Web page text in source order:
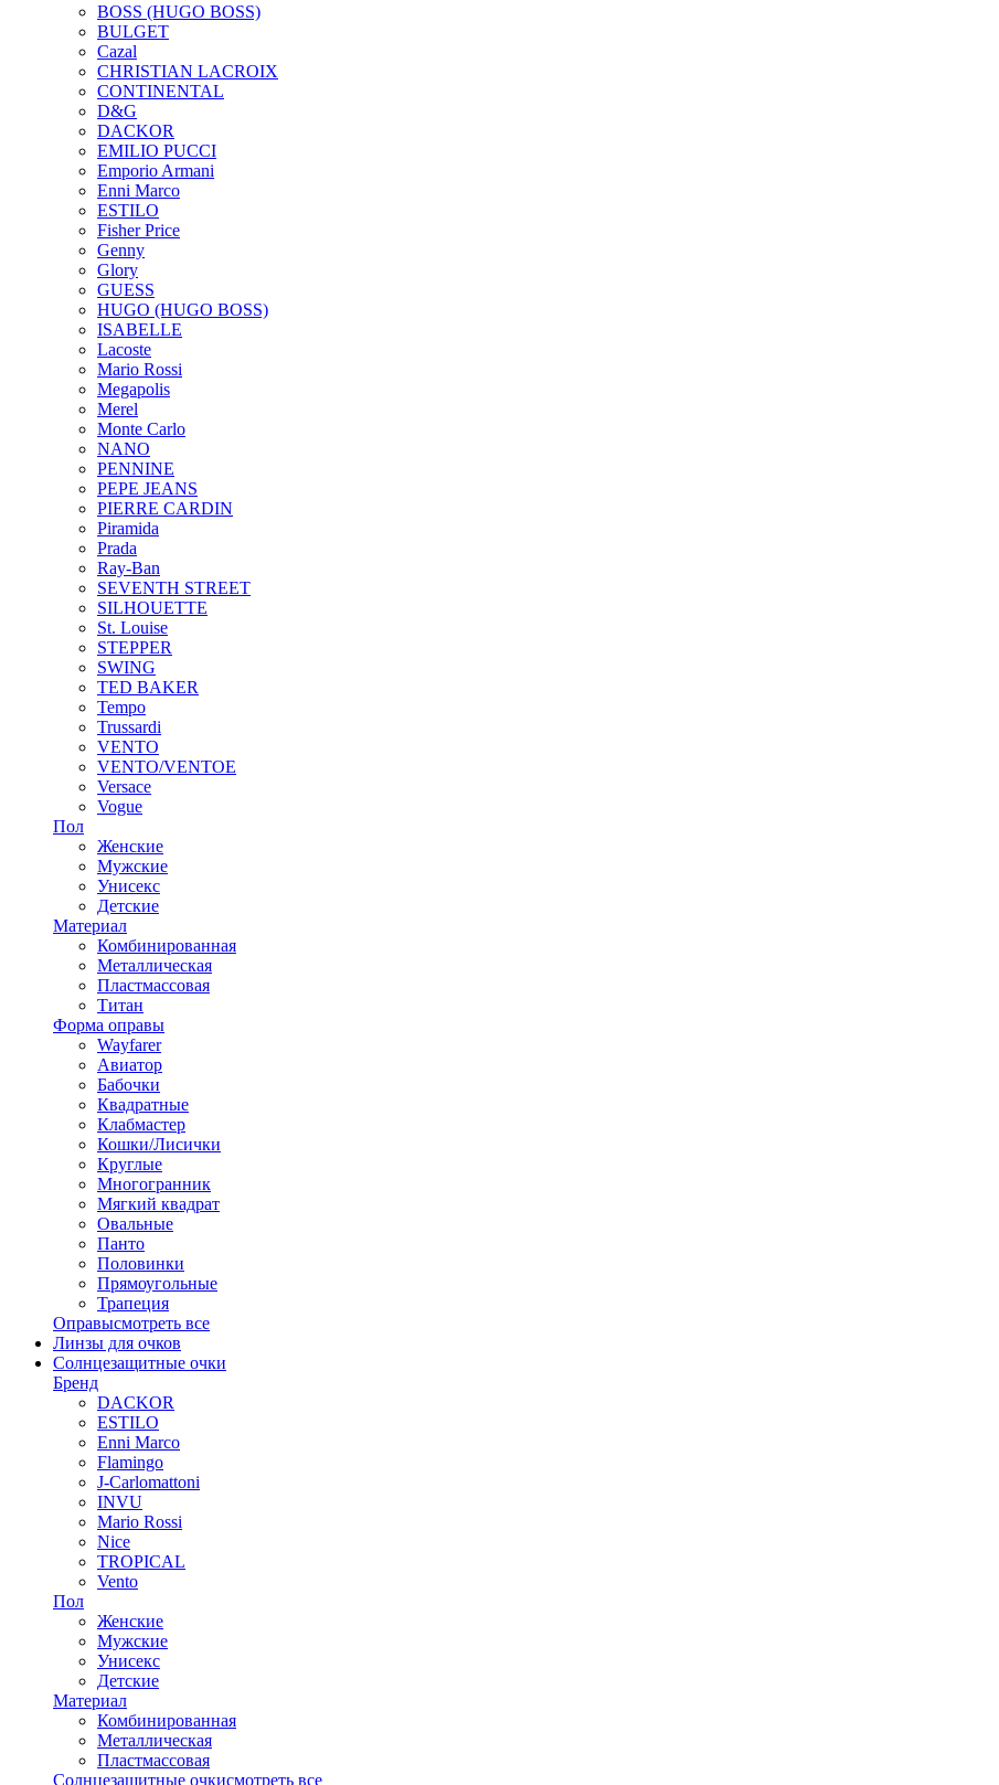
BOSS (HUGO BOSS)
BULGET
Cazal
CHRISTIAN LACROIX
CONTINENTAL
D&G
DACKOR
EMILIO PUCCI
Emporio Armani
Enni Marco
ESTILO
Fisher Price
Genny
Glory
GUESS
HUGO (HUGO BOSS)
ISABELLE
Lacoste
Mario Rossi
Megapolis
Merel
Monte Carlo
NANO
PENNINE
PEPE JEANS
PIERRE CARDIN
Piramida
Prada
Ray-Ban
SEVENTH STREET
SILHOUETTE
St. Louise
STEPPER
SWING
TED BAKER
Tempo
Trussardi
VENTO
VENTO/VENTOE
Versace
Vogue
Пол
Женские
Мужские
Унисекс
Детские
Материал
Комбинированная
Металлическая
Пластмассовая
Титан
Форма оправы
Wayfarer
Авиатор
Бабочки
Квадратные
Клабмастер
Кошки/Лисички
Круглые
Многогранник
Мягкий квадрат
Овальные
Панто
Половинки
Прямоугольные
Трапеция
Оправысмотреть все
Линзы для очков
Солнцезащитные очки
Бренд
DACKOR
ESTILO
Enni Marco
Flamingo
J-Carlomattoni
INVU
Mario Rossi
Nice
TROPICAL
Vento
Пол
Женские
Мужские
Унисекс
Детские
Материал
Комбинированная
Металлическая
Пластмассовая
Солнцезащитные очкисмотреть все